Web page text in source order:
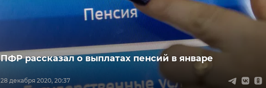
28 декабря 2020, 20:37
ПФР рассказал о выплатах пенсий в январе